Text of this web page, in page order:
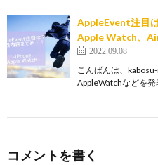
AppleEvent注目
Apple Watch、
2022.09.08
こんばんは、
AppleWatchなどを
コメントを書く